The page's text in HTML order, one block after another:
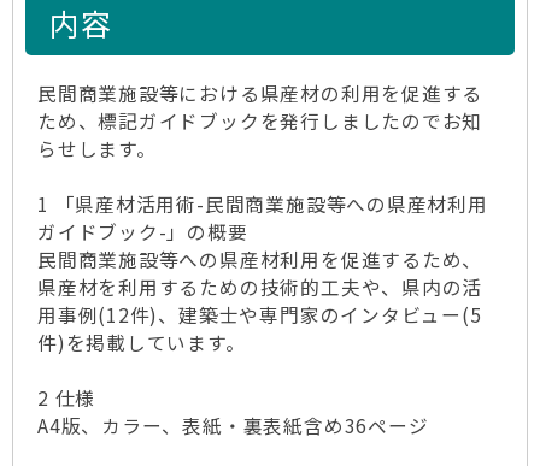
内容
民間商業施設等における県産材の利用を促進する
ため、標記ガイドブックを発行しましたのでお知
らせします。
1 「県産材活用術-民間商業施設等への県産材利用
ガイドブック-」の概要
民間商業施設等への県産材利用を促進するため、
県産材を利用するための技術的工夫や、県内の活
用事例(12件)、建築士や専門家のインタビュー(5
件)を掲載しています。
2 仕様
A4版、カラー、表紙・裏表紙含め36ページ